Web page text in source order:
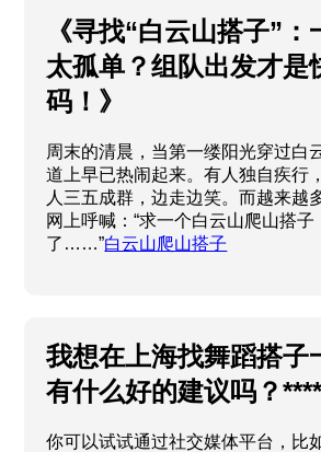
《寻找“白云山搭子”
太孤单？组队出发才是
码！》
周末的清晨，当第一缕阳光穿过白
道上早已热闹起来。有人独自疾行
人三五成群，边走边笑。而越来越
网上呼喊：“求一个白云山爬山搭
了……”白云山爬山搭子
我想在上海找舞蹈搭子
有什么好的建议吗？****
你可以试试通过社交媒体平台，比